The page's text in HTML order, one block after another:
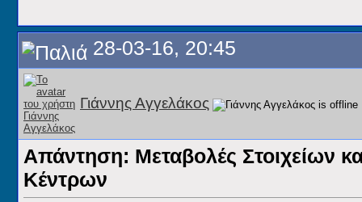
28-03-16, 20:45
Γιάννης Αγγελάκος
Απάντηση: Μεταβολές Στοιχείων
Κέντρων